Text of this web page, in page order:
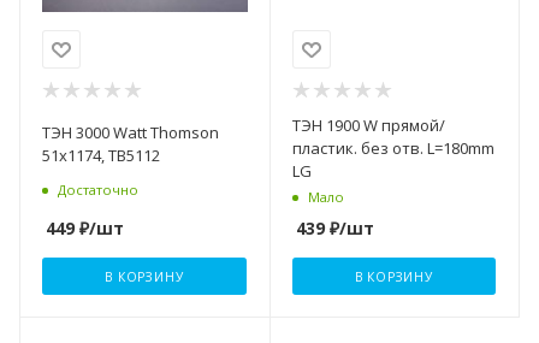
ТЭН 3000 Watt Thomson
51х1174, TB5112
Достаточно
449 ₽/шт
В КОРЗИНУ
ТЭН 1900 W прямой/
пластик. без отв. L=180mm
LG
Мало
439₽/шт
В КОРЗИНУ